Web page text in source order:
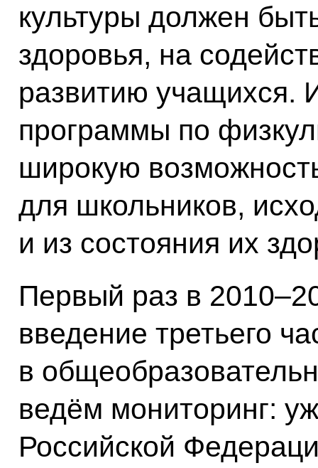
культуры должен
здоровья, на
развитию учащихся.
программы по
широкую
для школьников,
и из состояния их
Первый раз в
введение третьего
в
ведём мониторинг:
Российской